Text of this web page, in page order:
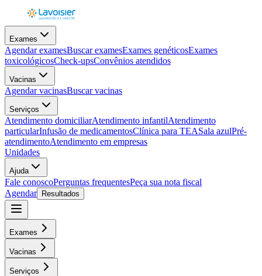
Exames
Agendar examesBuscar examesExames genéticosExames
toxicológicosCheck-upsConvênios atendidos
Vacinas
Agendar vacinasBuscar vacinas
Serviços
Atendimento domiciliarAtendimento infantilAtendimento
particularInfusão de medicamentosClínica para TEASala azulPré-
atendimentoAtendimento em empresas
Unidades
Ajuda
Fale conoscoPerguntas frequentesPeça sua nota fiscal
Agendar
Resultados
Exames
Vacinas
Serviços